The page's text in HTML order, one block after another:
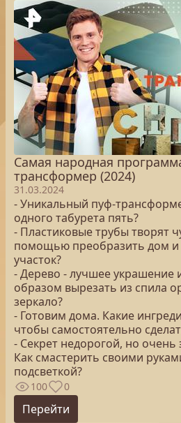
Самая народная
трансформер (2024)
31.03.2024
- Уникальный пуф-
одного табурета пять?
- Пластиковые трубы творят
помощью преобразить дом и
участок?
- Дерево - лучшее украшение
образом вырезать из спила
зеркало?
- Готовим дома. Какие
чтобы самостоятельно
- Секрет недорогой, но очень
Как смастерить своими
подсветкой?
100 0
Перейти